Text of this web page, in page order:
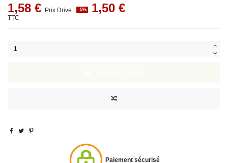
1,58 € Prix Drive : -5% 1,50 €
TTC
Paiement sécurisé